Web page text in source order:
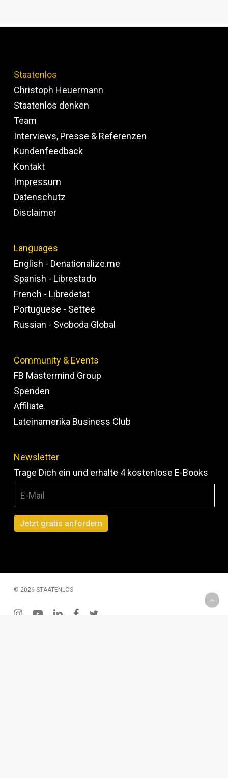
Staatenlos
Christoph Heuermann
Staatenlos denken
Team
Interviews, Presse & Referenzen
Kundenfeedback
Kontakt
Impressum
Datenschutz
Disclaimer
Languages
English - Denationalize.me
Spanish - Librestado
French - Libredetat
Portuguese - Settee
Russian - Svoboda Global
Community & Events
FB Mastermind Group
Spenden
Affiliate
Lateinamerika Business Club
Newsletter
Trage Dich ein und erhalte 4 kostenlose E-Books
© 2026 STAATENLOS
instagramyoutubelinkedinfacebook
twitter